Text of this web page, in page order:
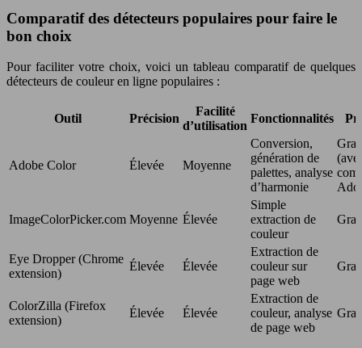
Comparatif des détecteurs populaires pour faire le
bon choix
Pour faciliter votre choix, voici un tableau comparatif de quelques
détecteurs de couleur en ligne populaires :
Outil Précision
Facilité
d’utilisation
Fonctionnalités
Adobe Color Élevée Moyenne
Conversion,
génération de
palettes, analyse
d’harmonie
ImageColorPicker.com Moyenne Élevée
Simple
extraction de
couleur
Eye Dropper (Chrome
extension)
Élevée Élevée
Extraction de
couleur sur
page web
ColorZilla (Firefox
extension)
Élevée Élevée
Extraction de
couleur, analyse
de page web